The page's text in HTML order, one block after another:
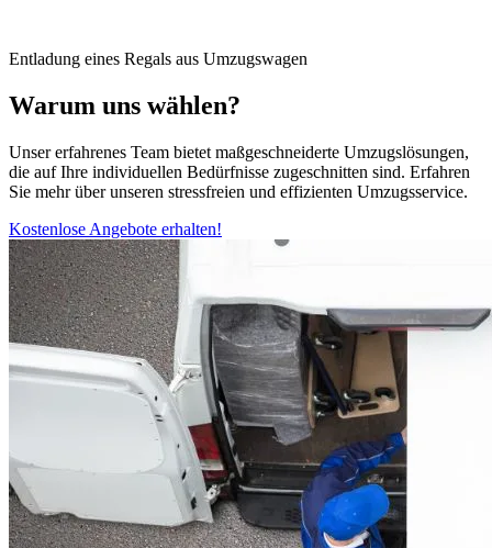
Entladung eines Regals aus Umzugswagen
Warum uns wählen?
Unser erfahrenes Team bietet maßgeschneiderte Umzugslösungen,
die auf Ihre individuellen Bedürfnisse zugeschnitten sind. Erfahren
Sie mehr über unseren stressfreien und effizienten Umzugsservice.
Kostenlose Angebote erhalten!